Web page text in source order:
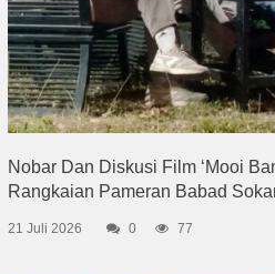
Nobar Dan Diskusi Film ‘Mooi
Rangkaian Pameran Babad
21 Juli 2026 0 77